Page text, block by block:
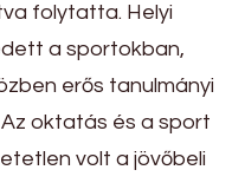
folytatta. Helyi
a sportokban,
erős tanulmányi
oktatás és a sport
volt a jövőbeli